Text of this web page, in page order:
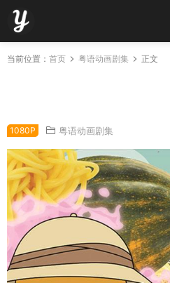
当前位置： 首页 粤语动画剧集 正文
1080P 粤语动画剧集